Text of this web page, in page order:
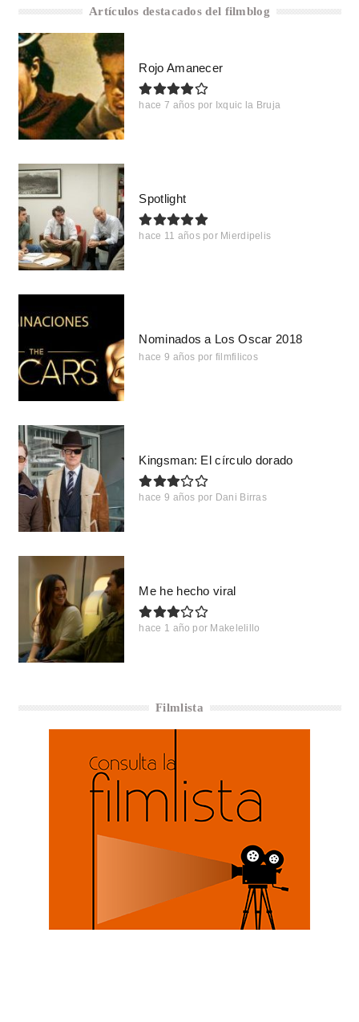
Artículos destacados del filmblog
Rojo Amanecer
hace 7 años por Ixquic la Bruja
Spotlight
hace 11 años por Mierdipelis
Nominados a Los Oscar 2018
hace 9 años por filmfilicos
Kingsman: El círculo dorado
hace 9 años por Dani Birras
Me he hecho viral
hace 1 año por Makelelillo
Filmlista